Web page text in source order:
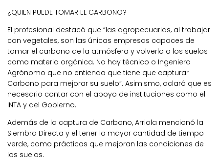
¿QUIEN PUEDE TOMAR EL CARBONO?
El profesional destacó que “las agropecuarias, al trabajar
con vegetales, son las únicas empresas capaces de
tomar el carbono de la atmósfera y volverlo a los suelos
como materia orgánica. No hay técnico o Ingeniero
Agrónomo que no entienda que tiene que capturar
Carbono para mejorar su suelo”. Asimismo, aclaró que es
necesario contar con el apoyo de instituciones como el
INTA y del Gobierno.
Además de la captura de Carbono, Arriola mencionó la
Siembra Directa y el tener la mayor cantidad de tiempo
verde, como prácticas que mejoran las condiciones de
los suelos.